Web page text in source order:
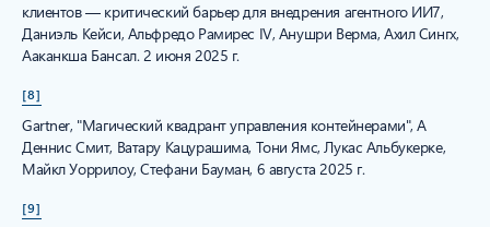
клиентов — критический барьер для внедрения агентного ИИ7,
Даниэль Кейси, Альфредо Рамирес IV, Анушри Верма, Ахил Сингх,
Ааканкша Бансал. 2 июня 2025 г.
[8]
Gartner, "Магический квадрант управления контейнерами", А
Деннис Смит, Ватару Кацурашима, Тони Ямс, Лукас Альбукерке,
Майкл Уоррилоу, Стефани Бауман, 6 августа 2025 г.
[9]